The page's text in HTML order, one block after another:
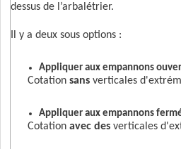
dessus de l’arbalétrier.
Il y a deux sous options :
Appliquer aux empannons
Cotation sans verticales
Appliquer aux empannons
Cotation avec des verticales